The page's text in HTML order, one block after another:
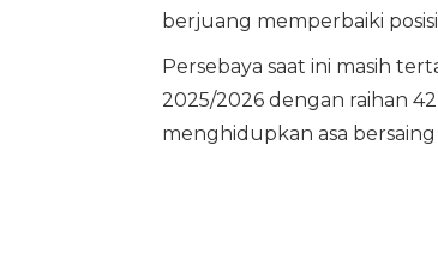
berjuang memperbaiki
Persebaya saat ini masih
2025/2026 dengan raihan
menghidupkan asa bersaing